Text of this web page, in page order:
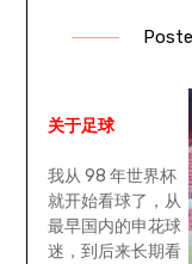
关于足球
我从 98 年世界杯
就开始看球了，从
最早国内的申花球
迷，到后来长期看